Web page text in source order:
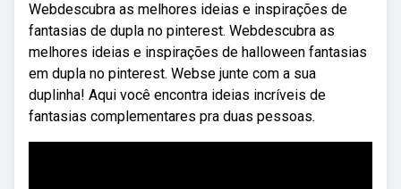
Webdescubra as melhores ideias e inspirações de
fantasias de dupla no pinterest. Webdescubra as
melhores ideias e inspirações de halloween fantasias
em dupla no pinterest. Webse junte com a sua
duplinha! Aqui você encontra ideias incríveis de
fantasias complementares pra duas pessoas.